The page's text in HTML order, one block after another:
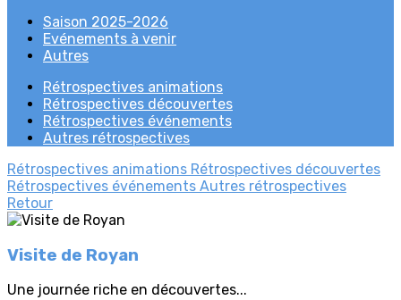
Saison 2025-2026
Evénements à venir
Autres
Rétrospectives animations
Rétrospectives découvertes
Rétrospectives événements
Autres rétrospectives
Rétrospectives animations Rétrospectives découvertes
Rétrospectives événements Autres rétrospectives
Retour
Visite de Royan
Une journée riche en découvertes...